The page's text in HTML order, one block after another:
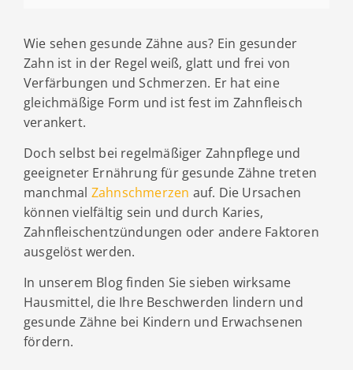
Wie sehen gesunde Zähne aus? Ein gesunder
Zahn ist in der Regel weiß, glatt und frei von
Verfärbungen und Schmerzen. Er hat eine
gleichmäßige Form und ist fest im Zahnfleisch
verankert.
Doch selbst bei regelmäßiger Zahnpflege und
geeigneter Ernährung für gesunde Zähne treten
manchmal Zahnschmerzen auf. Die Ursachen
können vielfältig sein und durch Karies,
Zahnfleischentzündungen oder andere Faktoren
ausgelöst werden.
In unserem Blog finden Sie sieben wirksame
Hausmittel, die Ihre Beschwerden lindern und
gesunde Zähne bei Kindern und Erwachsenen
fördern.